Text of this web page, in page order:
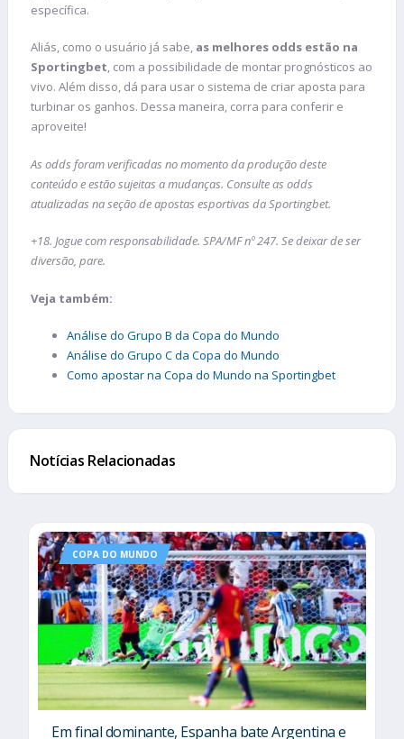
específica.
Aliás, como o usuário já sabe, as melhores odds estão na
Sportingbet, com a possibilidade de montar prognósticos ao
vivo. Além disso, dá para usar o sistema de criar aposta para
turbinar os ganhos. Dessa maneira, corra para conferir e
aproveite!
As odds foram verificadas no momento da produção deste
conteúdo e estão sujeitas a mudanças. Consulte as odds
atualizadas na seção de apostas esportivas da Sportingbet.
+18. Jogue com responsabilidade. SPA/MF nº 247. Se deixar de ser
diversão, pare.
Veja também:
Análise do Grupo B da Copa do Mundo
Análise do Grupo C da Copa do Mundo
Como apostar na Copa do Mundo na Sportingbet
Notícias Relacionadas
COPA DO MUNDO
Em final dominante, Espanha bate Argentina e